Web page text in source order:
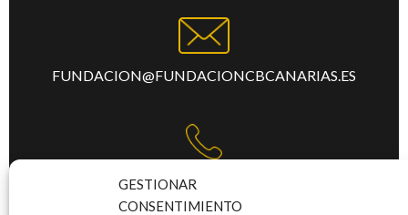
GESTIONAR
CONSENTIMIENTO
FUNDACION@FUNDACIONCBCANARIAS.ES
TFNO:+34 922 253 684